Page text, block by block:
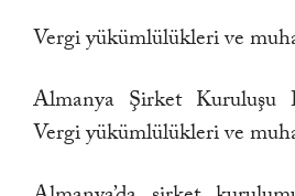
Vergi yükümlülükleri ve
Almanya Şirket Kuruluşu
Vergi yükümlülükleri ve